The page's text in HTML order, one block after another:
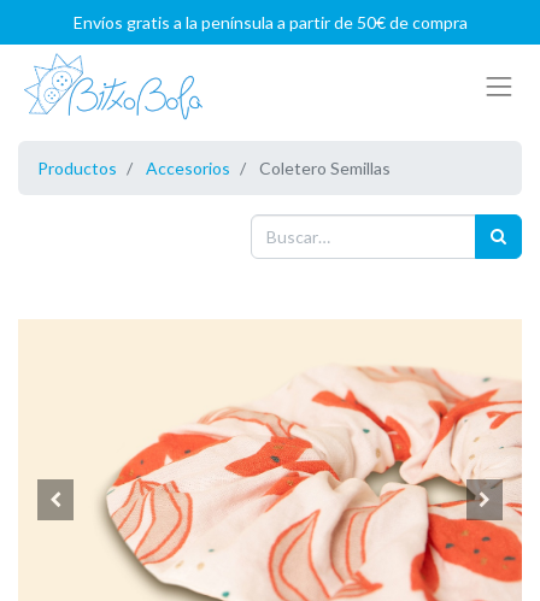
Envíos gratis a la península a partir de 50€ de compra
Productos Accesorios Coletero Semillas